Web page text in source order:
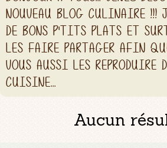
NOUVEAU BLOG CULINAIRE !!!
DE BONS P'TITS PLATS ET
LES FAIRE PARTAGER AFIN
VOUS AUSSI LES REPRODUIRE
CUISINE...
Aucun